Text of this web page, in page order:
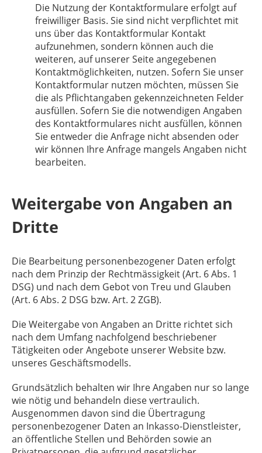
Die Nutzung der Kontaktformulare erfolgt auf
freiwilliger Basis. Sie sind nicht verpflichtet mit
uns über das Kontaktformular Kontakt
aufzunehmen, sondern können auch die
weiteren, auf unserer Seite angegebenen
Kontaktmöglichkeiten, nutzen. Sofern Sie unser
Kontaktformular nutzen möchten, müssen Sie
die als Pflichtangaben gekennzeichneten Felder
ausfüllen. Sofern Sie die notwendigen Angaben
des Kontaktformulares nicht ausfüllen, können
Sie entweder die Anfrage nicht absenden oder
wir können Ihre Anfrage mangels Angaben nicht
bearbeiten.
Weitergabe von Angaben an
Dritte
Die Bearbeitung personenbezogener Daten erfolgt
nach dem Prinzip der Rechtmässigkeit (Art. 6 Abs. 1
DSG) und nach dem Gebot von Treu und Glauben
(Art. 6 Abs. 2 DSG bzw. Art. 2 ZGB).
Die Weitergabe von Angaben an Dritte richtet sich
nach dem Umfang nachfolgend beschriebener
Tätigkeiten oder Angebote unserer Website bzw.
unseres Geschäftsmodells.
Grundsätzlich behalten wir Ihre Angaben nur so lange
wie nötig und behandeln diese vertraulich.
Ausgenommen davon sind die Übertragung
personenbezogener Daten an Inkasso-Dienstleister,
an öffentliche Stellen und Behörden sowie an